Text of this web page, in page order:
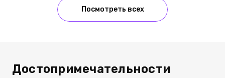
Посмотреть всех
Достопримечательности